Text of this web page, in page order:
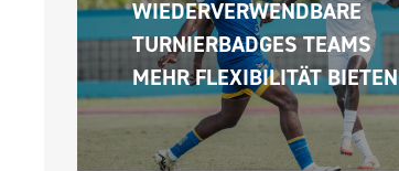
WIEDERVERWENDBARE
TURNIERBADGES TEAMS
MEHR FLEXIBILITÄT BIETEN